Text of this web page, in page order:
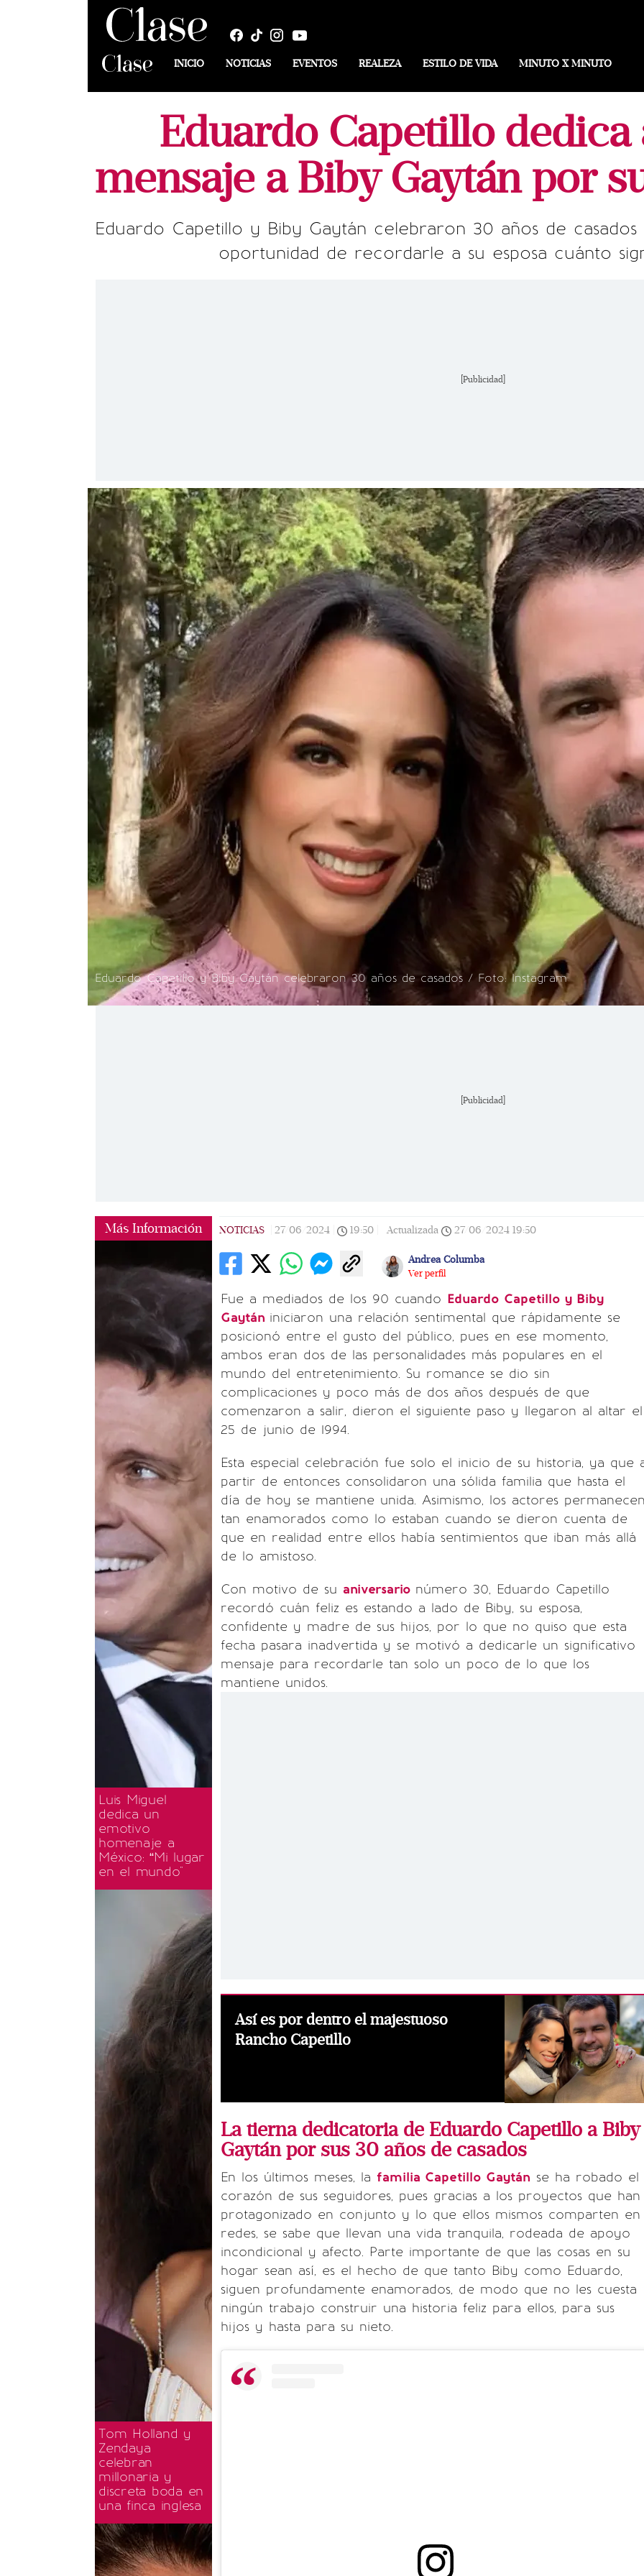
INICIO NOTICIAS EVENTOS REALEZA ESTILO DE VIDA MINUTO X MINUTO
Eduardo Capetillo
mensaje a Biby Gaytán por
Eduardo Capetillo y Biby Gaytán celebraron 30 años de
oportunidad de recordarle a su esposa cuánto
[Publicidad]
Eduardo Capetillo y Biby Gaytán celebraron 30 años de casados / Foto: Instagram
[Publicidad]
Más Información
Luis Miguel
dedica un
emotivo
homenaje a
México: “Mi lugar
en el mundo"
Tom Holland y
Zendaya
celebran
millonaria y
discreta boda en
una finca inglesa
NOTICIAS 27/06/2024 19:50 Actualizada 27/06/2024 19:50
Andrea Columba
Ver perfil
Fue a mediados de los 90 cuando Eduardo Capetillo y Biby
Gaytán iniciaron una relación sentimental que rápidamente se
posicionó entre el gusto del público, pues en ese momento,
ambos eran dos de las personalidades más populares en el
mundo del entretenimiento. Su romance se dio sin
complicaciones y poco más de dos años después de que
comenzaron a salir, dieron el siguiente paso y llegaron al altar el
25 de junio de 1994.
Esta especial celebración fue solo el inicio de su historia, ya que
partir de entonces consolidaron una sólida familia que hasta el
día de hoy se mantiene unida. Asimismo, los actores permanecen
tan enamorados como lo estaban cuando se dieron cuenta de
que en realidad entre ellos había sentimientos que iban más allá
de lo amistoso.
Con motivo de su aniversario número 30, Eduardo Capetillo
recordó cuán feliz es estando a lado de Biby, su esposa,
confidente y madre de sus hijos, por lo que no quiso que esta
fecha pasara inadvertida y se motivó a dedicarle un significativo
mensaje para recordarle tan solo un poco de lo que los
mantiene unidos.
Así es por dentro el majestuoso
Rancho Capetillo
La tierna dedicatoria de Eduardo Capetillo a Biby
Gaytán por sus 30 años de casados
En los últimos meses, la familia Capetillo Gaytán se ha robado el
corazón de sus seguidores, pues gracias a los proyectos que han
protagonizado en conjunto y lo que ellos mismos comparten en
redes, se sabe que llevan una vida tranquila, rodeada de apoyo
incondicional y afecto. Parte importante de que las cosas en su
hogar sean así, es el hecho de que tanto Biby como Eduardo,
siguen profundamente enamorados, de modo que no les cuesta
ningún trabajo construir una historia feliz para ellos, para sus
hijos y hasta para su nieto.